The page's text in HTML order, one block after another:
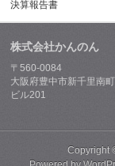
決算報告書
株式会社かんのん
〒560-0084
大阪府豊中市新千里南
ビル201
Copyright